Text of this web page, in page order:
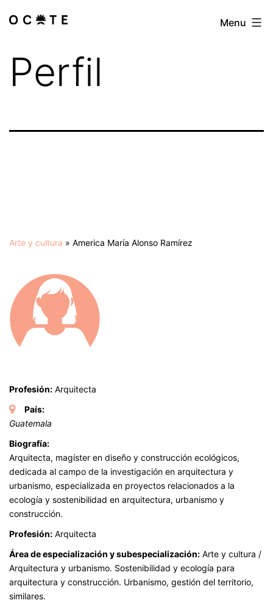
toLas
Menu
Perfil
Arte y cultura » America María Alonso Ramírez
Profesión: Arquitecta
País:
Guatemala
Biografía:
Arquitecta, magíster en diseño y construcción ecológicos,
dedicada al campo de la investigación en arquitectura y
urbanismo, especializada en proyectos relacionados a la
ecología y sostenibilidad en arquitectura, urbanismo y
construcción.
Profesión: Arquitecta
Área de especialización y subespecialización: Arte y cultura /
Arquitectura y urbanismo. Sostenibilidad y ecología para
arquitectura y construcción. Urbanismo, gestión del territorio,
similares.